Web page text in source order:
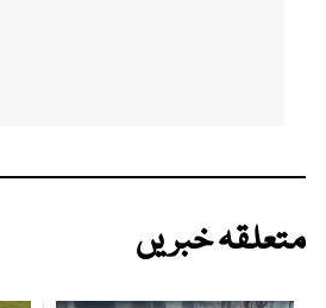
متعلقہ خبریں